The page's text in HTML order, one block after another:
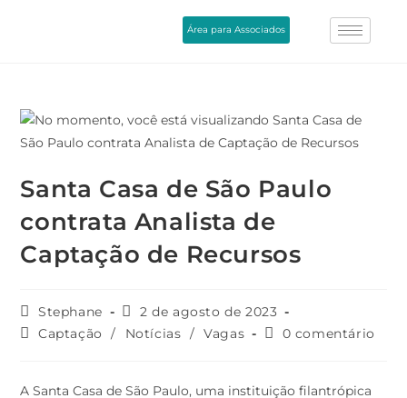
Área para Associados
Santa Casa de São Paulo
contrata Analista de
Captação de Recursos
Stephane
2 de agosto de 2023
Captação
/ Notícias / Vagas 0 comentário
A Santa Casa de São Paulo, uma instituição filantrópica